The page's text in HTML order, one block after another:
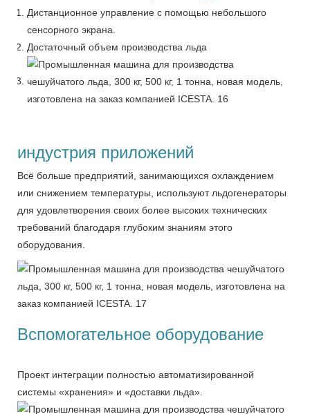
Дистанционное управление с помощью небольшого
сенсорного экрана.
Достаточный объем производства льда
индустрия приложений
Всё больше предприятий, занимающихся охлаждением
или снижением температуры, используют льдогенераторы
для удовлетворения своих более высоких технических
требований благодаря глубоким знаниям этого
оборудования.
Вспомогательное оборудование
Проект интеграции полностью автоматизированной
системы «хранения» и «доставки льда».